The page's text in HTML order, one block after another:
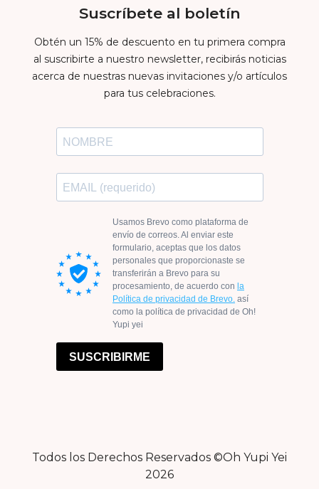
Suscríbete al boletín
Obtén un 15% de descuento en tu primera compra
al suscribirte a nuestro newsletter, recibirás noticias
acerca de nuestras nuevas invitaciones y/o artículos
para tus celebraciones.
Todos los Derechos Reservados ©Oh Yupi Yei
2026